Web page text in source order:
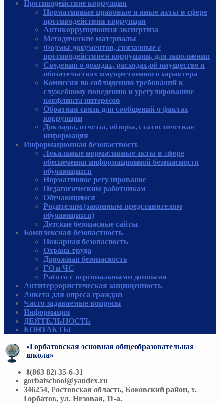
Противодействие коррупции
Нормативные правовые и иные акты в сфере
противодействия коррупции
Антикоррупционная экспертиза
Методические материалы
Формы документов, связанные с
противодействием коррупции, для заполнения
Сведения о доходах, расходах,об имуществе и
обязательствах имущественного характера
Комиссия по соблюдению требований к
служебному поведению и урегулированию
конфликта интересов
Обратная связь для сообщений о фактах
коррупции
Доклады, отчеты, обзоры, статистическая
информация
Информационная безопастность
Локальные нормативные акты в сфере
обеспечения информационной безопасности
обучающихся
Нормативное регулирование
Педагогическим работникам
Обучающимся
Родителям (законным представителям
обучающихся)
Детские безопасные сайты
Комплексная безопастность
Пожарная безопасность
Охрана труда
Дорожная безопасность
ГО и ЧС
Работа с персональными данными
Антитеррористическая защищенность
Анкета для опроса граждан
Часто задаваемые вопросы
Информация
ДЕЯТЕЛЬНОСТЬ
КОНТАКТЫ
«Горбатовская основная общеобразовательная
школа»
8(863 82) 35-6-31
gorbatschool@yandex.ru
346254, Ростовская область, Боковский район, х.
Горбатов, ул. Низовая, 11-а.